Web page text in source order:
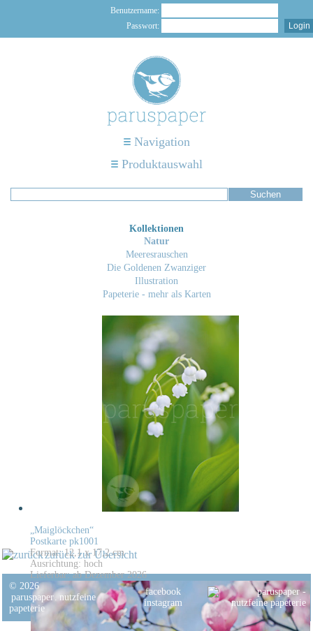
Benutzername:
Passwort:
Navigation
Produktauswahl
Kollektionen
Natur
Meeresrauschen
Die Goldenen Zwanziger
Illustration
Papeterie - mehr als Karten
„Maiglöckchen“
Postkarte pk1001
Format: 12,1 x 17,2 cm
Ausrichtung: hoch
Lieferbar: ab Dezember 2026
zurück zur Übersicht
© 2026
paruspaper. nutzfeine
papeterie
facebook
instagram